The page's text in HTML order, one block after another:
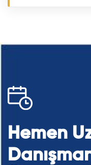
Hemen